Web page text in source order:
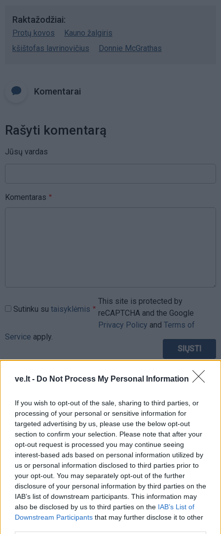
ve.lt - Do Not Process My Personal Information
If you wish to opt-out of the sale, sharing to third parties, or
processing of your personal or sensitive information for
targeted advertising by us, please use the below opt-out
section to confirm your selection. Please note that after your
opt-out request is processed you may continue seeing
interest-based ads based on personal information utilized by
us or personal information disclosed to third parties prior to
your opt-out. You may separately opt-out of the further
disclosure of your personal information by third parties on the
IAB’s list of downstream participants. This information may
also be disclosed by us to third parties on the IAB’s List of
Downstream Participants that may further disclose it to other
Raktažodžiai
Protų kovos
Kauno žalgiris
kšištofas lavrinovičius
Donnie McGrathas
Komentarai
Rašyti komentarą
Jūsų vardas
Komentaras
Sutinku su taisyklėmis
This site is protected by
reCAPTCHA and the Google
Privacy Policy and Terms of
Service apply.
TAIP PAT SKAITYKITE